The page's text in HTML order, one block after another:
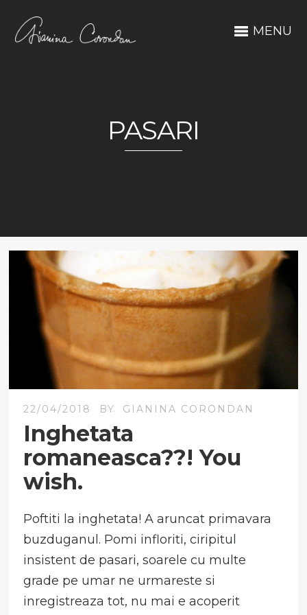
MENU
PASARI
22/04/2018 BY GIANINA CORONDAN
Inghetata
romaneasca??! You
wish.
Poftiti la inghetata! A aruncat primavara
buzduganul. Pomi infloriti, ciripitul
insistent de pasari, soarele cu multe
grade pe umar ne urmareste si
inregistreaza tot, nu mai e acoperit